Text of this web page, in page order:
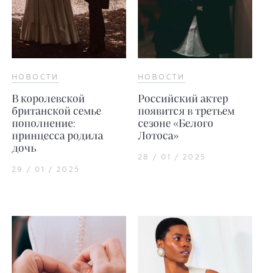
НОВОСТИ
В королевской
британской семье
пополнение:
принцесса родила
дочь
29 / 01 / 2025
НОВОСТИ
Российский актер
появится в третьем
сезоне «Белого
Лотоса»
28 / 01 / 2025